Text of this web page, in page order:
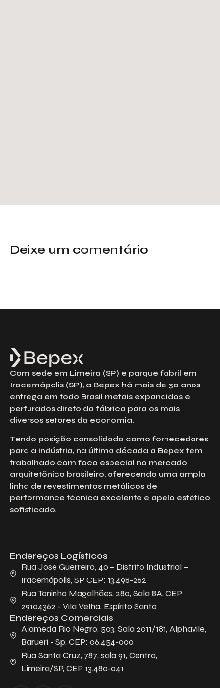
Deixe um comentário
Com sede em Limeira (SP) e parque fabril em
Iracemápolis (SP), a Bepex há mais de 30 anos
entrega em todo Brasil metais expandidos e
perfurados direto da fábrica para os mais
diversos setores da economia.
Tendo posição consolidada como fornecedores
para a indústria, na última década a Bepex tem
trabalhado com foco especial no mercado
arquitetônico brasileiro, oferecendo uma ampla
linha de revestimentos metálicos de
performance técnica excelente e apelo estético
sofisticado.
Endereços Logísticos
Rua Jose Guerreiro, 40 – Distrito Industrial –
Iracemápolis, SP CEP: 13.498-262
Rua Toninho Magalhães, 280, Sala 8A, CEP
29104362 - Vila Velha, Espírito Santo
Endereços Comerciais
Alameda Rio Negro, 503, Sala 2011/181, Alphavile,
Barueri - Sp, CEP: 06.454-000
Rua Santa Cruz, 787, sala 91, Centro,
Limeira/SP, CEP 13.480-041